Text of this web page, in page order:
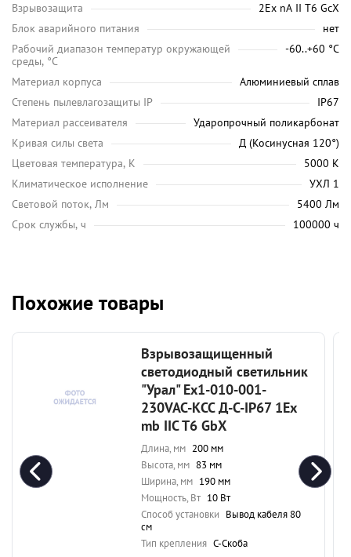
Взрывозащита
2Ex nA II T6 GcX
Блок аварийного питания
нет
Рабочий диапазон температур окружающей
среды, °C
-60..+60 °С
Материал корпуса
Алюминиевый сплав
Степень пылевлагозащиты IP
IP67
Материал рассеивателя
Ударопрочный поликарбонат
Кривая силы света
Д (Косинусная 120°)
Цветовая температура, K
5000 K
Климатическое исполнение
УХЛ 1
Световой поток, Лм
5400 Лм
Срок службы, ч
100000 ч
Похожие товары
Взрывозащищенный
светодиодный светильник
"Урал" Ex1-010-001-
230VAC-КСС Д-С-IP67 1Ex
mb IIC T6 GbX
Длина, мм 200 мм
Высота, мм 83 мм
Ширина, мм 190 мм
Мощность, Вт 10 Вт
Способ установки Вывод кабеля 80
см
Тип крепления С-Скоба